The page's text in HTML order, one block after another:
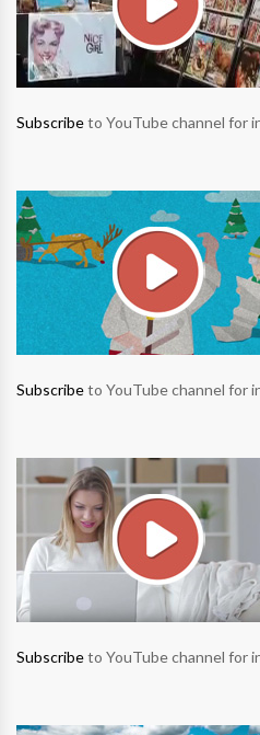
Subscribeto YouTube channel for
Subscribeto YouTube channel for
Subscribeto YouTube channel for